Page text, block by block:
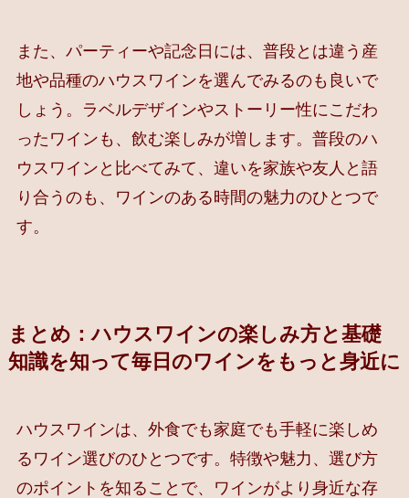
また、パーティーや記念日には、普段とは違う産
地や品種のハウスワインを選んでみるのも良いで
しょう。ラベルデザインやストーリー性にこだわ
ったワインも、飲む楽しみが増します。普段のハ
ウスワインと比べてみて、違いを家族や友人と語
り合うのも、ワインのある時間の魅力のひとつで
す。
まとめ：ハウスワインの楽しみ方と基礎
知識を知って毎日のワインをもっと身近に
ハウスワインは、外食でも家庭でも手軽に楽しめ
るワイン選びのひとつです。特徴や魅力、選び方
のポイントを知ることで、ワインがより身近な存